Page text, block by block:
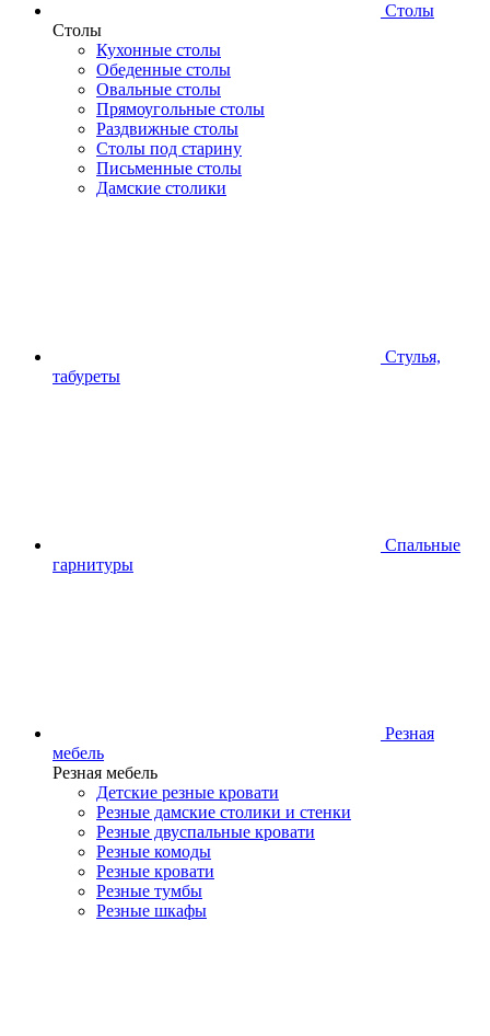
Столы
Столы
Кухонные столы
Обеденные столы
Овальные столы
Прямоугольные столы
Раздвижные столы
Столы под старину
Письменные столы
Дамские столики
Стулья,
табуреты
Спальные
гарнитуры
Резная
мебель
Резная мебель
Детские резные кровати
Резные дамские столики и стенки
Резные двуспальные кровати
Резные комоды
Резные кровати
Резные тумбы
Резные шкафы